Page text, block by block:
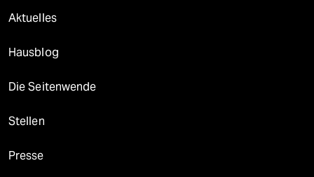
Aktuelles
Hausblog
Die Seitenwende
Stellen
Presse